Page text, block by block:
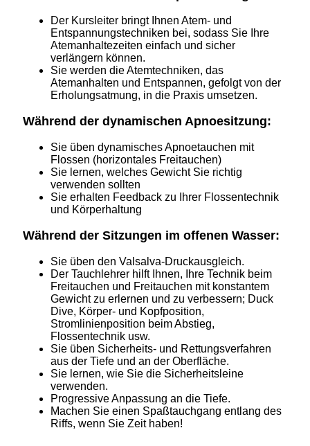
Der Kursleiter bringt Ihnen Atem- und
Entspannungstechniken bei, sodass Sie Ihre
Atemanhaltezeiten einfach und sicher
verlängern können.
Sie werden die Atemtechniken, das
Atemanhalten und Entspannen, gefolgt von der
Erholungsatmung, in die Praxis umsetzen.
Während der dynamischen Apnoesitzung:
Sie üben dynamisches Apnoetauchen mit
Flossen (horizontales Freitauchen)
Sie lernen, welches Gewicht Sie richtig
verwenden sollten
Sie erhalten Feedback zu Ihrer Flossentechnik
und Körperhaltung
Während der Sitzungen im offenen Wasser:
Sie üben den Valsalva-Druckausgleich.
Der Tauchlehrer hilft Ihnen, Ihre Technik beim
Freitauchen und Freitauchen mit konstantem
Gewicht zu erlernen und zu verbessern; Duck
Dive, Körper- und Kopfposition,
Stromlinienposition beim Abstieg,
Flossentechnik usw.
Sie üben Sicherheits- und Rettungsverfahren
aus der Tiefe und an der Oberfläche.
Sie lernen, wie Sie die Sicherheitsleine
verwenden.
Progressive Anpassung an die Tiefe.
Machen Sie einen Spaßtauchgang entlang des
Riffs, wenn Sie Zeit haben!